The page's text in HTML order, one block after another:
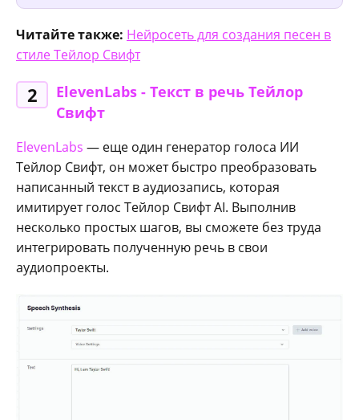
Читайте также: Нейросеть для создания песен в
стиле Тейлор Свифт
2
ElevenLabs - Текст в речь Тейлор
Свифт
ElevenLabs — еще один генератор голоса ИИ
Тейлор Свифт, он может быстро преобразовать
написанный текст в аудиозапись, которая
имитирует голос Тейлор Свифт AI. Выполнив
несколько простых шагов, вы сможете без труда
интегрировать полученную речь в свои
аудиопроекты.